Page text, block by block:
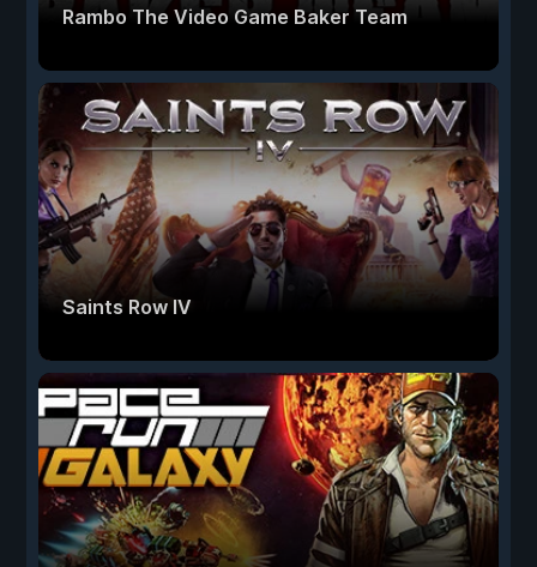
Rambo The Video Game Baker Team
Saints Row IV